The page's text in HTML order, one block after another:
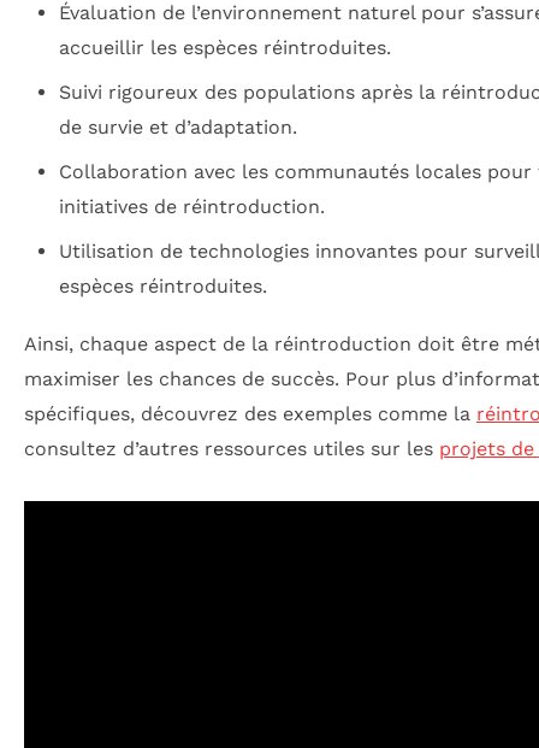
Évaluation de l’environnement naturel pour
accueillir les espèces réintroduites.
Suivi rigoureux des populations après la
de survie et d’adaptation.
Collaboration avec les communautés locales pour
initiatives de réintroduction.
Utilisation de technologies innovantes pour
espèces réintroduites.
Ainsi, chaque aspect de la réintroduction doit être
maximiser les chances de succès. Pour plus
spécifiques, découvrez des exemples comme la
consultez d’autres ressources utiles sur les projets de